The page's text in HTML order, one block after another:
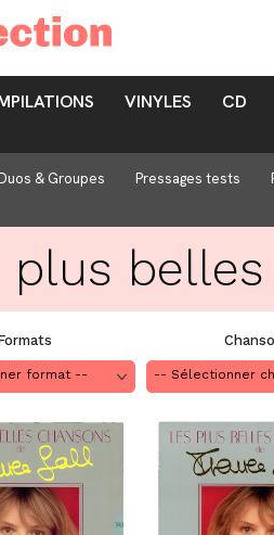
VINYLES CD
& Groupes Pressages tests
plus